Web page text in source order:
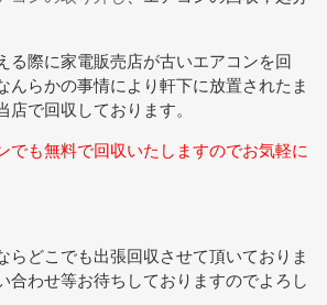
る際に家電販売店が古いエアコンを回
んらかの事情により軒下に放置されたま
店で回収しております。
でも無料で回収いたしますのでお気軽に
らどこでも出張回収させて頂いておりま
合わせ等お待ちしておりますのでよろし